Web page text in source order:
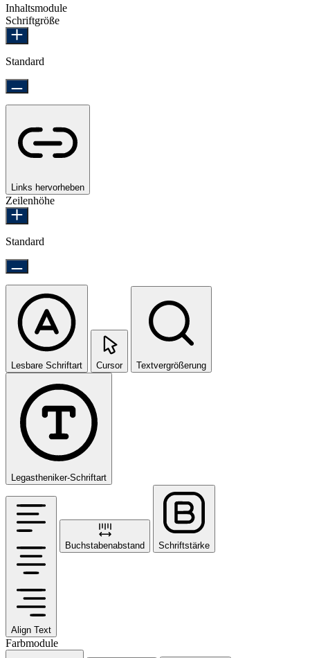
Inhaltsmodule
Schriftgröße
Standard
Links hervorheben
Zeilenhöhe
Standard
Lesbare Schriftart Cursor Textvergrößerung
Legastheniker-Schriftart
Align Text
Buchstabenabstand Schriftstärke
Farbmodule